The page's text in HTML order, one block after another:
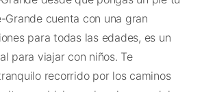
Grande cuenta con una gran
para todas las edades, es un
para viajar con niños. Te
recorrido por los caminos